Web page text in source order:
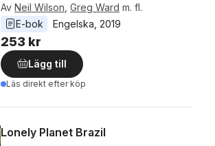
Av Neil Wilson Greg Ward m. fl.
E-bok
Engelska 2019
253 kr
Lägg till
Läs direkt efter köp
Lonely Planet Brazil